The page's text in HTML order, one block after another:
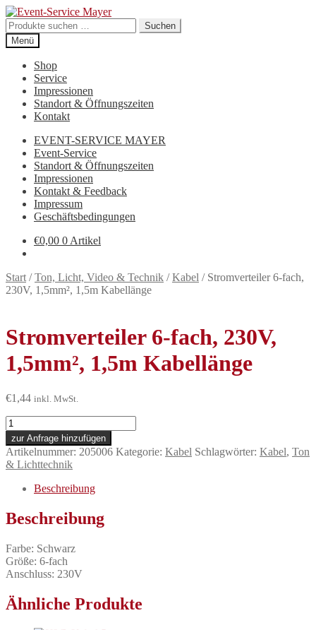
Suchen
nach:
Suchen
Menü
Shop
Service
Impressionen
Standort & Öffnungszeiten
Kontakt
EVENT-SERVICE MAYER
Event-Service
Standort & Öffnungszeiten
Impressionen
Kontakt & Feedback
Impressum
Geschäftsbedingungen
€0,00 0 Artikel
Start /Ton, Licht, Video & Technik /Kabel / Stromverteiler 6-fach,
230V, 1,5mm², 1,5m Kabellänge
Stromverteiler 6-fach, 230V,
1,5mm², 1,5m Kabellänge
€1,44 inkl. MwSt.
Stromverteiler
6-
fach,
230V,
1,5mm²,
1,5m
Kabellänge
Menge
zur Anfrage hinzufügen
Artikelnummer: 205006 Kategorie: Kabel Schlagwörter: Kabel, Ton
& Lichttechnik
Beschreibung
Beschreibung
Farbe: Schwarz
Größe: 6-fach
Anschluss: 230V
Ähnliche Produkte